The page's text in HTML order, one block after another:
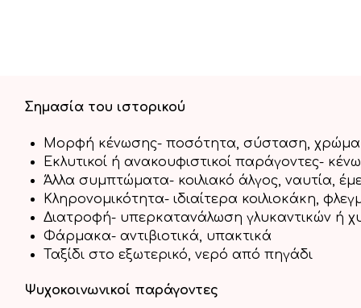
Σημασία του ιστορικού
Μορφή κένωσης- ποσότητα, σύσταση, χρώμα,
Εκλυτικοί ή ανακουφιστικοί παράγοντες-
Άλλα συμπτώματα- κοιλιακό άλγος, ναυτία,
Κληρονομικότητα- ιδιαίτερα κοιλιοκάκη,
Διατροφή- υπερκατανάλωση γλυκαντικών ή
Φάρμακα- αντιβιοτικά, υπακτικά
Ταξίδι στο εξωτερικό, νερό από πηγάδι
Ψυχοκοινωνικοί παράγοντες